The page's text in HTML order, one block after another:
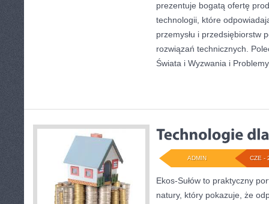
prezentuje bogatą ofertę
technologii, które
przemysłu i przedsiębiorstw
rozwiązań technicznych.
Świata i Wyzwania i Problemy
CZE -
ADMIN
Ekos-Sułów to praktyczny
natury, który pokazuje, że